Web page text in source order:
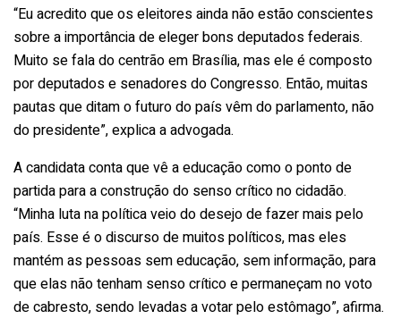
“Eu acredito que os eleitores ainda não estão conscientes
sobre a importância de eleger bons deputados federais.
Muito se fala do centrão em Brasília, mas ele é composto
por deputados e senadores do Congresso. Então, muitas
pautas que ditam o futuro do país vêm do parlamento, não
do presidente”, explica a advogada.
A candidata conta que vê a educação como o ponto de
partida para a construção do senso crítico no cidadão.
“Minha luta na política veio do desejo de fazer mais pelo
país. Esse é o discurso de muitos políticos, mas eles
mantém as pessoas sem educação, sem informação, para
que elas não tenham senso crítico e permaneçam no voto
de cabresto, sendo levadas a votar pelo estômago”, afirma.